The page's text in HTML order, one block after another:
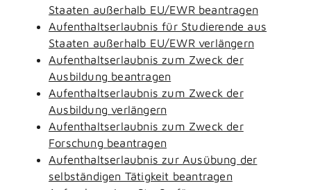
Staaten außerhalb EU/EWR beantragen
Aufenthaltserlaubnis für Studierende aus
Staaten außerhalb EU/EWR verlängern
Aufenthaltserlaubnis zum Zweck der
Ausbildung beantragen
Aufenthaltserlaubnis zum Zweck der
Ausbildung verlängern
Aufenthaltserlaubnis zum Zweck der
Forschung beantragen
Aufenthaltserlaubnis zur Ausübung der
selbständigen Tätigkeit beantragen